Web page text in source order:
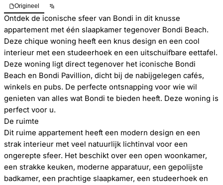
Origineel
Ontdek de iconische sfeer van Bondi in dit knusse
appartement met één slaapkamer tegenover Bondi Beach.
Deze chique woning heeft een knus design en een cool
interieur met een studeerhoek en een uitschuifbare eettafel.
Deze woning ligt direct tegenover het iconische Bondi
Beach en Bondi Pavillion, dicht bij de nabijgelegen cafés,
winkels en pubs. De perfecte ontsnapping voor wie wil
genieten van alles wat Bondi te bieden heeft. Deze woning is
perfect voor u.
De ruimte
Dit ruime appartement heeft een modern design en een
strak interieur met veel natuurlijk lichtinval voor een
ongerepte sfeer. Het beschikt over een open woonkamer,
een strakke keuken, moderne apparatuur, een gepolijste
badkamer, een prachtige slaapkamer, een studeerhoek en